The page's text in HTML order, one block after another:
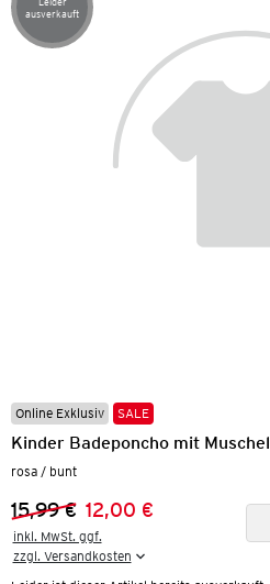
Artikel leider ausverkauft
ausverkauft
Online Exklusiv SALE
Kinder Badeponcho mit Muschel
rosa / bunt
Vorheriger Preis:
15,99 €
Neuer Preis:
12,00 €
inkl. MwSt. ggf.
zzgl. Versandkosten